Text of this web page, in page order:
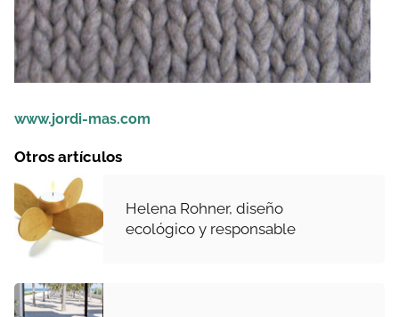
www.jordi-mas.com
Otros artículos
Helena Rohner, diseño
ecológico y responsable